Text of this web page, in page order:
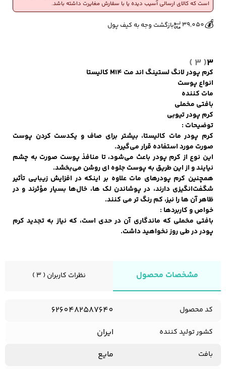
3
( 3 )
کرم پودر لانگ لستينگ اند مت M14 کاليستا
انواع پوست
مات کننده
بافتی مخملی
کرم پودر تيوبي
توضیحات :
کرم پودر مات کالیستا، بیشتر برای صاف و یکدست کردن پوست
صورت مورد استفاده قرار می‌گیرد.
این نوع از کرم پودر باعث می‌شود، تا منافذ پوست صورت به چشم
نیایند و از این طریق به پوست جلوه ای روشن می‌بخشد.
همچنین کرم پودرهای مات علاوه بر اینکه در افزایش زیبایی تأثیر
شگفت‌انگیزی دارند، در پوشاندن لک ها، خال‌ها بسیار مؤثرند و در
ظاهر آن ها را نیز، کم رنگ تر می کنند.
خواص و کاربردها :
بافتی مخملی که ماندگاری آن در حدی است، که نیاز به تجدید کرم
پودر در طی روز نخواهید داشت.
است که کالای ارسالی آسیب دیده یا با سفارش مغایرت داشته باشد.🔥
👀
💰
39,050 بازگشت وجه به کیف پول
مشخصات محصول نظرات کاربران ( 3 )
کد محصول 6260482587640
کشور تولید کننده ایران
بافت مایع